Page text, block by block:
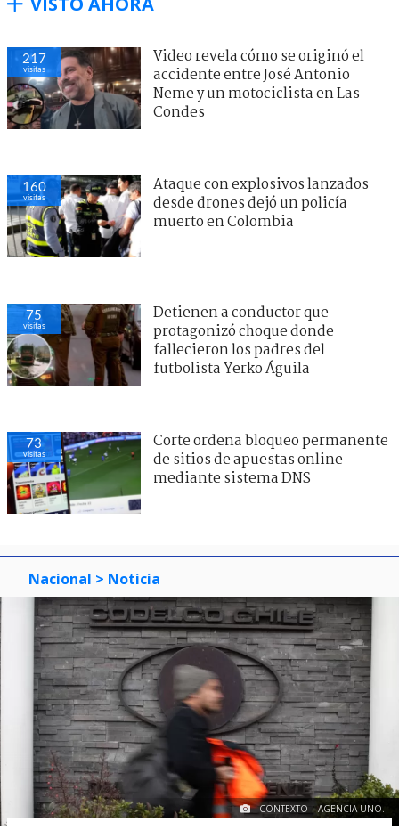
217
visitas
Video revela cómo se originó el
accidente entre José Antonio
Neme y un motociclista en Las
Condes
160
visitas
Ataque con explosivos lanzados
desde drones dejó un policía
muerto en Colombia
75
visitas
Detienen a conductor que
protagonizó choque donde
fallecieron los padres del
futbolista Yerko Águila
73
visitas
Corte ordena bloqueo permanente
de sitios de apuestas online
mediante sistema DNS
Nacional > Noticia
CONTEXTO | AGENCIA UNO.